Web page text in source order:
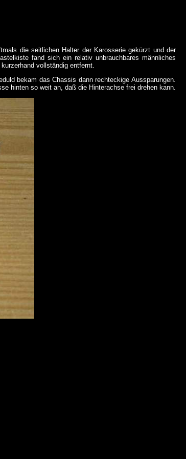
die seitlichen Halter der Karosserie gekürzt und der
fand sich ein relativ unbrauchbares männliches
vollständig entfernt.
bekam das Chassis dann rechteckige Aussparungen.
hinten so weit an, daß die Hinterachse frei drehen kann.